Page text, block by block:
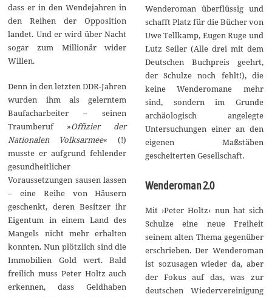
dass er in den Wendejahren in
den Reihen der Opposition
landet. Und er wird über Nacht
sogar zum Millionär wider
Willen.
Denn in den letzten DDR-Jahren
wurden ihm als gelerntem
Baufacharbeiter – seinen
Traumberuf »Offizier der
Nationalen Volksarmee« (!)
musste er aufgrund fehlender
gesundheitlicher
Voraussetzungen sausen lassen
– eine Reihe von Häusern
geschenkt, deren Besitzer ihr
Eigentum in einem Land des
Mangels nicht mehr erhalten
konnten. Nun plötzlich sind die
Immobilien Gold wert. Bald
freilich muss Peter Holtz auch
erkennen, dass Geldhaben
Wenderoman überflüssig und
schafft Platz für die Bücher von
Uwe Tellkamp, Eugen Ruge und
Lutz Seiler (Alle drei mit dem
Deutschen Buchpreis geehrt,
der Schulze noch fehlt!), die
keine Wenderomane mehr
sind, sondern im Grunde
archäologisch angelegte
Untersuchungen einer an den
eigenen Maßstäben
gescheiterten Gesellschaft.
Wenderoman 2.0
Mit ›Peter Holtz‹ nun hat sich
Schulze eine neue Freiheit
seinem alten Thema gegenüber
erschrieben. Der Wenderoman
ist sozusagen wieder da, aber
der Fokus auf das, was zur
deutschen Wiedervereinigung